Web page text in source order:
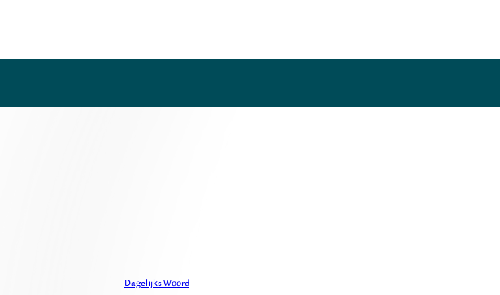
Dagelijks Woord